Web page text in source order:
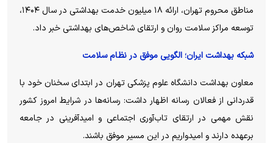
مناطق محروم تهران، ارائه ۱۸ میلیون خدمت بهداشتی در سال ۱۴۰۴،
توسعه مراکز سلامت روان و ارتقای شاخص‌های بهداشتی خبر داد.
شبکه بهداشت ایران؛ الگویی موفق در نظام سلامت
معاون بهداشت دانشگاه علوم پزشکی تهران در ابتدای سخنان خود با
قدردانی از فعالان رسانه اظهار داشت: رسانه‌ها در شرایط امروز کشور
نقش مهمی در ارتقای تاب‌آوری اجتماعی و امیدآفرینی در جامعه
برعهده دارند و امیدواریم در این مسیر موفق باشند.